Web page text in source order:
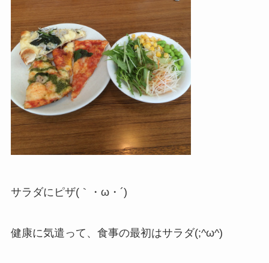
サラダにピザ(｀・ω・´)
健康に気遣って、食事の最初はサラダ(;^ω^)